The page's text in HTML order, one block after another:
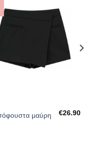
ΠΡΌΣΘΉΚΗ
ΕΠΙΘΥΜΙΏΝ
μαύρη €26.90